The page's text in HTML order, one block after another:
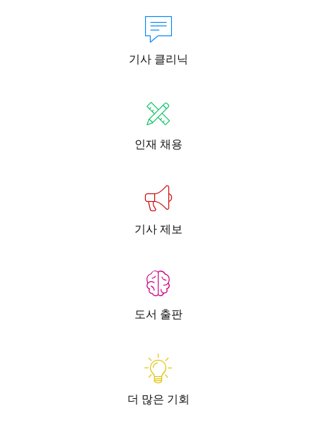
기사 클리닉
인재 채용
기사 제보
도서 출판
더 많은 기회